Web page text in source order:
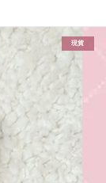
現貨